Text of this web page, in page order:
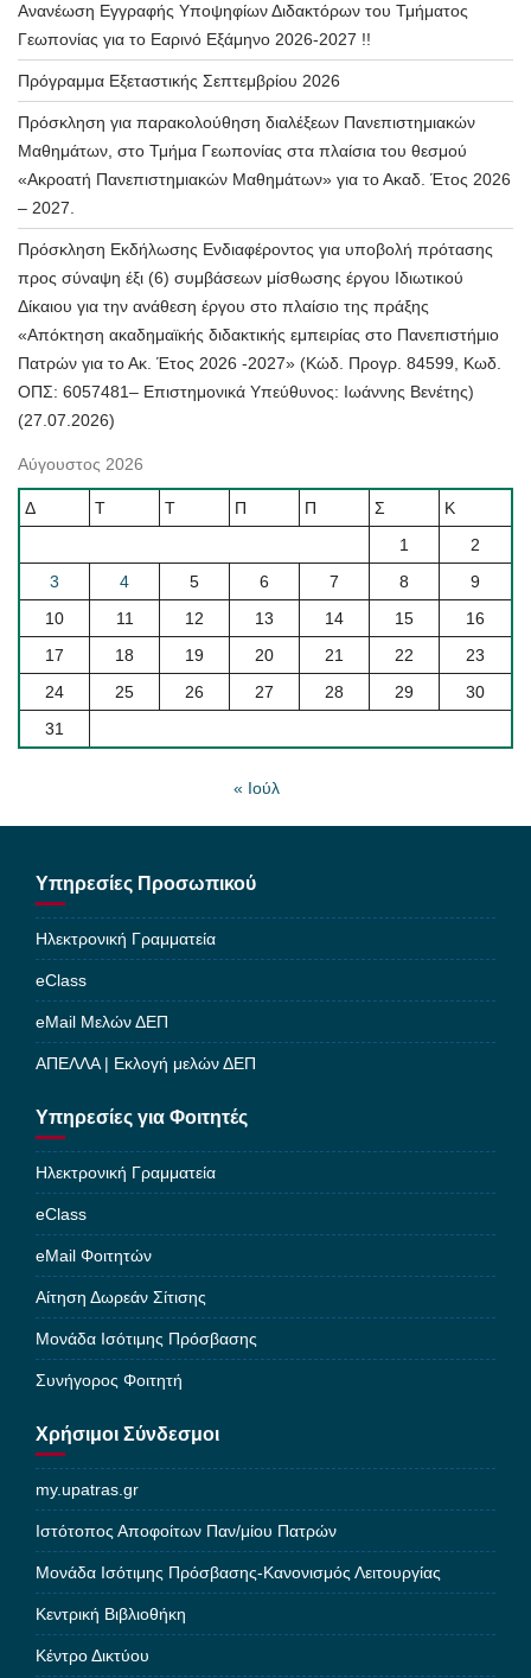
Ανανέωση Εγγραφής Υποψηφίων Διδακτόρων του Τμήματος
Γεωπονίας για το Εαρινό Εξάμηνο 2026-2027 !!
Πρόγραμμα Εξεταστικής Σεπτεμβρίου 2026
Πρόσκληση για παρακολούθηση διαλέξεων Πανεπιστημιακών
Μαθημάτων, στο Τμήμα Γεωπονίας στα πλαίσια του θεσμού
«Ακροατή Πανεπιστημιακών Μαθημάτων» για το Ακαδ. Έτος 2026
– 2027.
Πρόσκληση Εκδήλωσης Ενδιαφέροντος για υποβολή πρότασης
προς σύναψη έξι (6) συμβάσεων μίσθωσης έργου Ιδιωτικού
Δίκαιου για την ανάθεση έργου στο πλαίσιο της πράξης
«Απόκτηση ακαδημαϊκής διδακτικής εμπειρίας στο Πανεπιστήμιο
Πατρών για το Ακ. Έτος 2026 -2027» (Κώδ. Προγρ. 84599, Κωδ.
ΟΠΣ: 6057481– Επιστημονικά Υπεύθυνος: Ιωάννης Βενέτης)
(27.07.2026)
Αύγουστος 2026
Δ Τ Τ Π Π Σ
Κ
1
2
3
4 5 6 7 8
9
10
11 12 13 14 15
16
17
18 19 20 21 22
23
24
25 26 27 28 29
30
31
« Ιούλ
Υπηρεσίες Προσωπικού
Ηλεκτρονική Γραμματεία
eClass
eMail Μελών ΔΕΠ
ΑΠΕΛΛΑ | Εκλογή μελών ΔΕΠ
Υπηρεσίες για Φοιτητές
Ηλεκτρονική Γραμματεία
eClass
eMail Φοιτητών
Αίτηση Δωρεάν Σίτισης
Μονάδα Ισότιμης Πρόσβασης
Συνήγορος Φοιτητή
Χρήσιμοι Σύνδεσμοι
my.upatras.gr
Ιστότοπος Αποφοίτων Παν/μίου Πατρών
Μονάδα Ισότιμης Πρόσβασης-Κανονισμός Λειτουργίας
Κεντρική Βιβλιοθήκη
Κέντρο Δικτύου